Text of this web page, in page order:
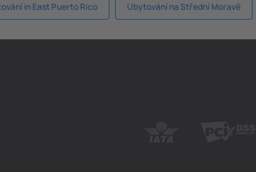
in East Puerto Rico Ubytování na Střední Moravě